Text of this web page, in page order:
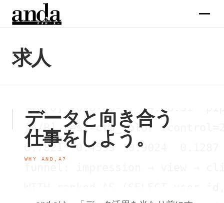
サービス
企業情報
メンバー
求人
const events = await
SELECT campaign_id, channel,
banner_300x600.webp
[A/B] test=cta_color
0.7821  0.4593  0.9024
funnel: impression → view →
データと向き合う
仕事をしよう。
WHY AND,A?